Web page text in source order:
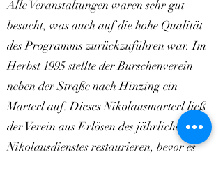
Alle Veranstaltungen waren sehr gut
besucht, was auch auf die hohe Qualität
des Programms zurückzuführen war. Im
Herbst 1995 stellte der Burschenverein
neben der Straße nach Hinzing ein
Marterl auf. Dieses Nikolausmarterl ließ
der Verein aus Erlösen des jährlichen
Nikolausdienstes restaurieren, bevor es